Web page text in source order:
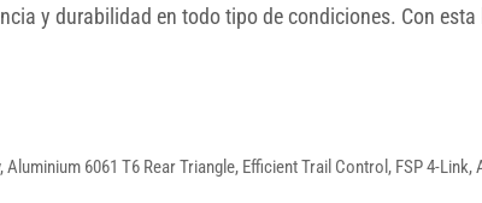
y durabilidad en todo tipo de condiciones. Con
6061 T6 Rear Triangle, Efficient Trail Control, FSP 4-Link,